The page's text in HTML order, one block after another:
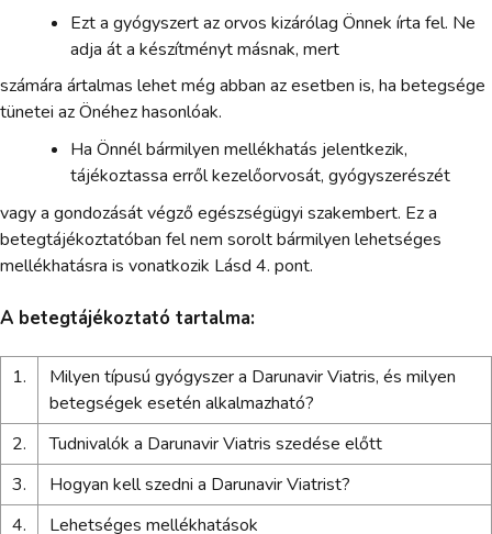
Ezt a gyógyszert az orvos kizárólag Önnek írta fel. Ne
adja át a készítményt másnak, mert
számára ártalmas lehet még abban az esetben is, ha betegsége
tünetei az Önéhez hasonlóak.
Ha Önnél bármilyen mellékhatás jelentkezik,
tájékoztassa erről kezelőorvosát, gyógyszerészét
vagy a gondozását végző egészségügyi szakembert. Ez a
betegtájékoztatóban fel nem sorolt bármilyen lehetséges
mellékhatásra is vonatkozik Lásd 4. pont.
A betegtájékoztató tartalma:
1.
Milyen típusú gyógyszer a Darunavir Viatris, és milyen
betegségek esetén alkalmazható?
2.
Tudnivalók a Darunavir Viatris szedése előtt
3.
Hogyan kell szedni a Darunavir Viatrist?
4.
Lehetséges mellékhatások